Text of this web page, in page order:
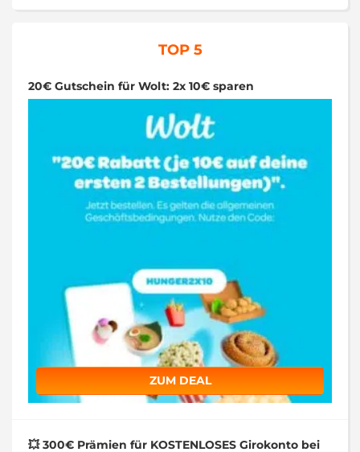
TOP 5
20€ Gutschein für Wolt: 2x 10€ sparen
ZUM DEAL
💥 300€ Prämien für KOSTENLOSES Girokonto bei